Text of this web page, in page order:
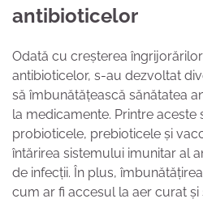
antibioticelor
Odată cu creșterea
antibioticelor, s-au dezvoltat
să îmbunătățească sănătatea
la medicamente. Printre aceste
probioticele, prebioticele și
întărirea sistemului imunitar al
de infecții. În plus,
cum ar fi accesul la aer curat și